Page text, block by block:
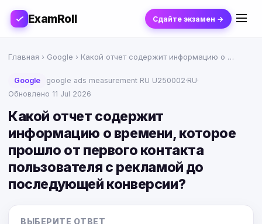
ExamRoll Сдайте экзамен →
Главная › Google › Какой отчет содержит информацию о …
Google google ads measurement RU U250002·RU·
Обновлено 11 Jul 2026
Какой отчет содержит
информацию о времени, которое
прошло от первого контакта
пользователя с рекламой до
последующей конверсии?
ВЫБЕРИТЕ ОТВЕТ